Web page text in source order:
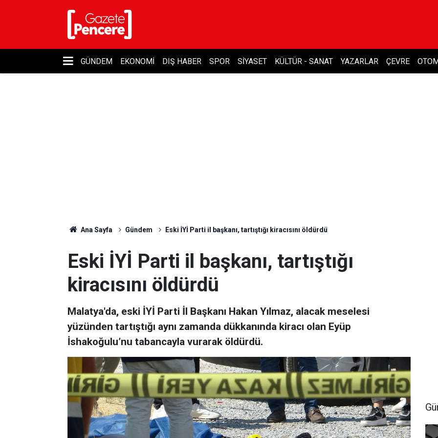
GÜNDEM EKONOMI DIŞ HABER SPOR SIYASET KÜLTÜR - SANAT YAZARLAR ÇEVRE
Ana Sayfa Gündem Eski İYİ Parti il başkanı, tartıştığı kiracısını öldürdü
Eski İYİ Parti il başkanı, tartıştığı
kiracısını öldürdü
Malatya'da, eski İYİ Parti İl Başkanı Hakan Yılmaz, alacak meselesi
yüzünden tartıştığı aynı zamanda dükkanında kiracı olan Eyüp
İshakoğulu’nu tabancayla vurarak öldürdü.